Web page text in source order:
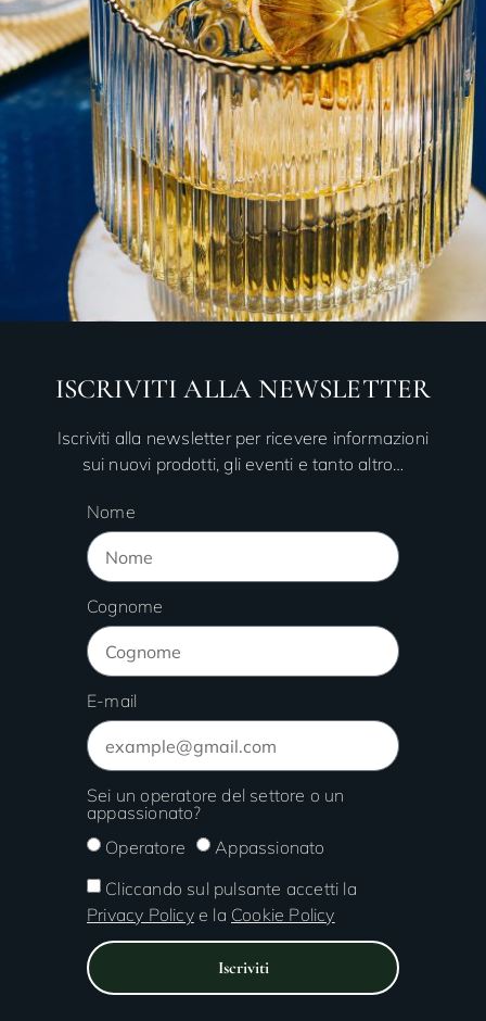
ISCRIVITI ALLA NEWSLETTER
Iscriviti alla newsletter per ricevere informazioni
sui nuovi prodotti, gli eventi e tanto altro…
Nome
Cognome
E-mail
Sei un operatore del settore o un
appassionato?
Operatore
Appassionato
Cliccando sul pulsante accetti la
Privacy Policye la Cookie Policy
Iscriviti